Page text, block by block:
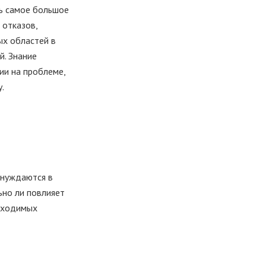
самое большое
областей в
Знание
на проблеме,
в
ли повлияет